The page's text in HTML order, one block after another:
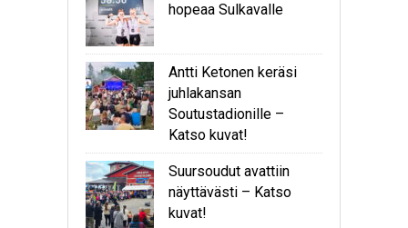
hopeaa Sulkavalle
Antti Ketonen keräsi
juhlakansan
Soutustadionille –
Katso kuvat!
Suursoudut avattiin
näyttävästi – Katso
kuvat!